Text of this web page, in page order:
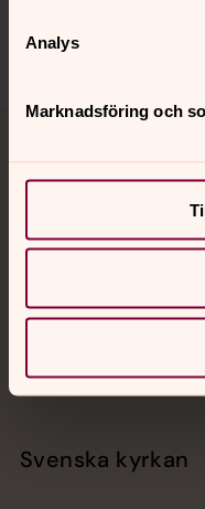
Analys
Marknadsföring och
Jourhavande
Akut samtals- och
med en präst på
Digitalt brev
Svenska kyrkan